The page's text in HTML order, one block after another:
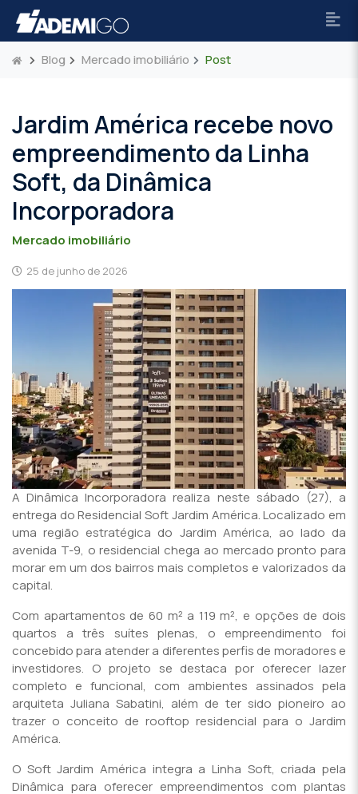
Blog Mercado imobiliário Post
Jardim América recebe novo
empreendimento da Linha
Soft, da Dinâmica
Incorporadora
Mercado imobiliário
25 de junho de 2026
A Dinâmica Incorporadora realiza neste sábado (27), a
entrega do Residencial Soft Jardim América. Localizado em
uma região estratégica do Jardim América, ao lado da
avenida T-9, o residencial chega ao mercado pronto para
morar em um dos bairros mais completos e valorizados da
capital.
Com apartamentos de 60 m² a 119 m², e opções de dois
quartos a três suítes plenas, o empreendimento foi
concebido para atender a diferentes perfis de moradores e
investidores. O projeto se destaca por oferecer lazer
completo e funcional, com ambientes assinados pela
arquiteta Juliana Sabatini, além de ter sido pioneiro ao
trazer o conceito de rooftop residencial para o Jardim
América.
O Soft Jardim América integra a Linha Soft, criada pela
Dinâmica para oferecer empreendimentos com plantas